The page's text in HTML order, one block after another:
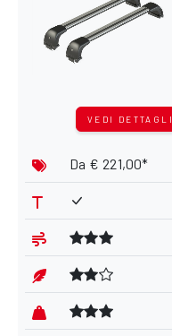
VEDI DETTAGLI
Da € 221,00*